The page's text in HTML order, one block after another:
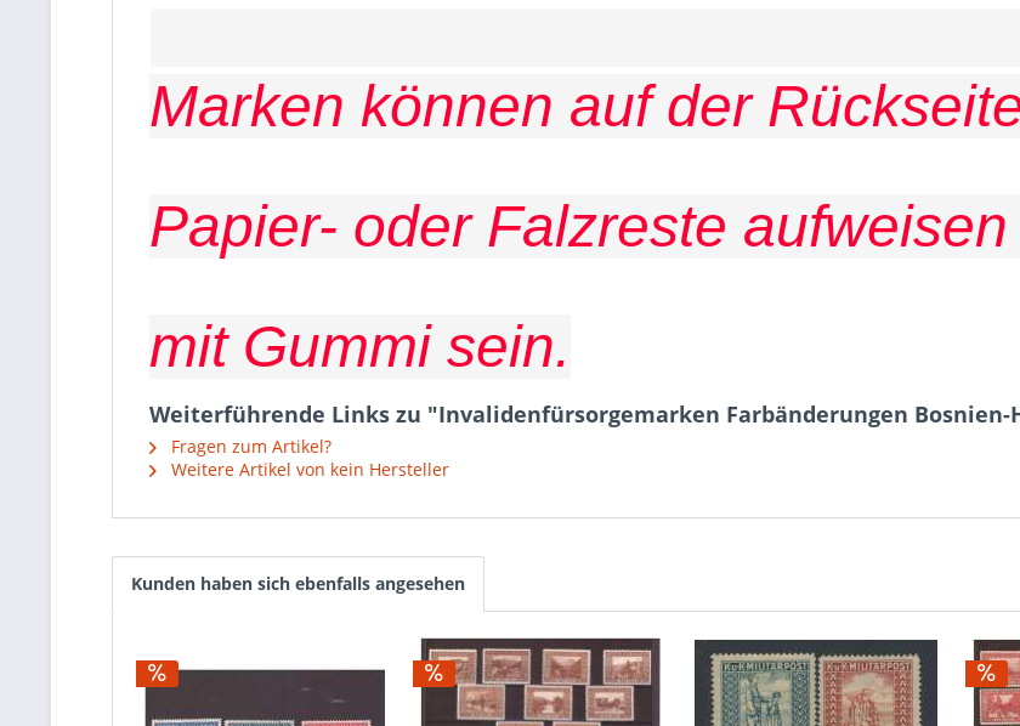
Marken können auf der
Papier- oder Falzreste
mit Gummi sein.
Weiterführende Links zu "Invalidenfürsorgemarken Farbänderungen Bosnien-
Fragen zum Artikel?
Weitere Artikel von kein Hersteller
Kunden haben sich ebenfalls angesehen